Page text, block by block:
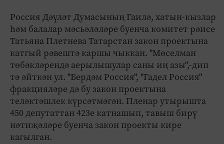
Россия Дәүләт Думасының Гаилә, хатын-кызлар
һәм балалар мәсьәләләре буенча комитет рәисе
Татьяна Плетнева Татарстан закон проектына
катгый рәвештә каршы чыккан. "Мөселман
төбәкләрендә аерылышулар саны иң азы",-дип
тә әйткән ул. "Бердәм Россия", "Гадел Россия"
фракцияләре дә бу закон проектына
теләктәшлек күрсәтмәгән. Пленар утырышта
450 депутаттан 423е катнашып, тавыш бирү
нәтиҗәләре буенча закон проекты кире
кагылган.